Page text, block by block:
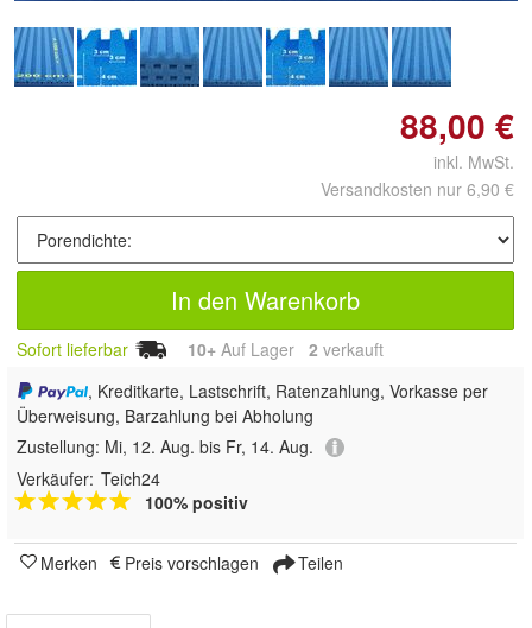
88,00 €
inkl. MwSt.
Versandkosten nur 6,90 €
In den Warenkorb
Sofort lieferbar 10+ Auf Lager 2 verkauft
, Kreditkarte, Lastschrift, Ratenzahlung, Vorkasse per
Überweisung, Barzahlung bei Abholung
Zustellung: Mi, 12. Aug. bis Fr, 14. Aug.
Verkäufer: Teich24
100% positiv
Merken Preis vorschlagen Teilen